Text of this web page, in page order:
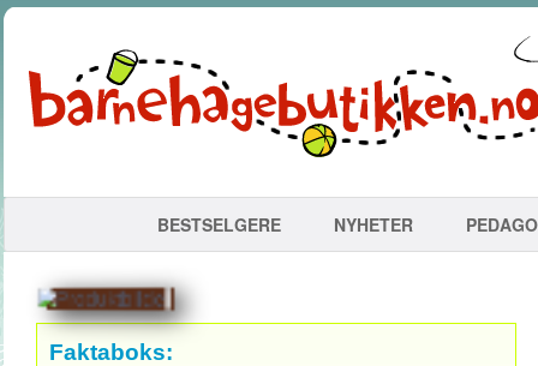
BESTSELGERE NYHETER
Faktaboks: